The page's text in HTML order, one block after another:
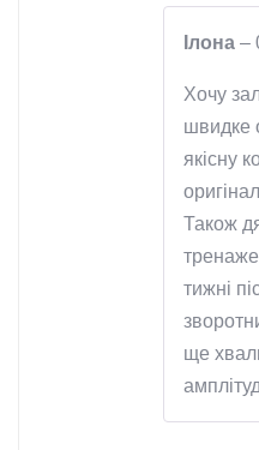
Ілона –
Хочу
швидке
якісну
Також
тижні
ще